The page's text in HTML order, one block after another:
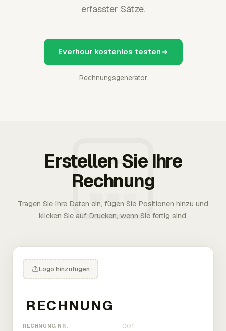
erfasster Sätze.
Everhour kostenlos testen
Rechnungsgenerator
Erstellen Sie Ihre
Rechnung
Tragen Sie Ihre Daten ein, fügen Sie Positionen hinzu und
klicken Sie auf Drucken, wenn Sie fertig sind.
Logo hinzufügen
RECHNUNG NR.